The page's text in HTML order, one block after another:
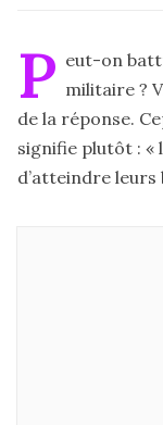
P eut-on
militaire ?
de la réponse.
signifie plutôt : «
d’atteindre